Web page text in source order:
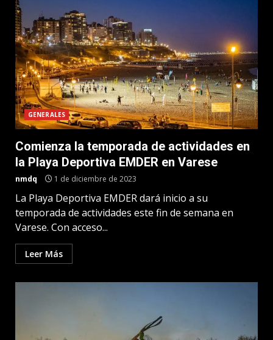
GENERALES
Comienza la temporada de actividades en
la Playa Deportiva EMDER en Varese
nmdq 1 de diciembre de 2023
La Playa Deportiva EMDER dará inicio a su
temporada de actividades este fin de semana en
Varese. Con acceso...
Leer Más